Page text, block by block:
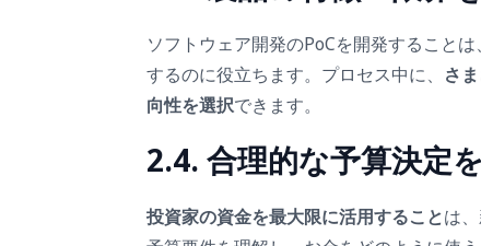
ソフトウェア開発のPoCを開発すること
するのに役立ちます。プロセス中に、 さ
向性を選択できます。
2.4. 合理的な予算決定
投資家の資金を最大限に活用することは